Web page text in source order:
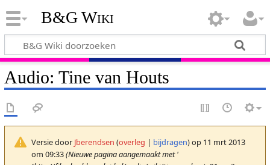
B&G Wiki
Audio: Tine van Houts
Versie door Jberendsen (overleg | bijdragen)op 11 mrt 2013
om 09:33(Nieuwe pagina aangemaakt met '